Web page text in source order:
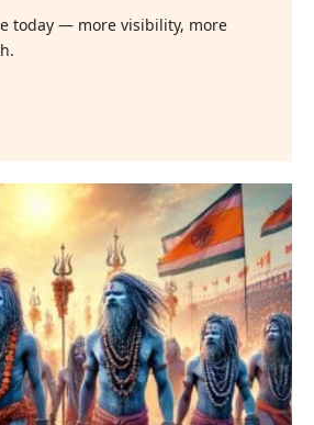
today — more visibility, more